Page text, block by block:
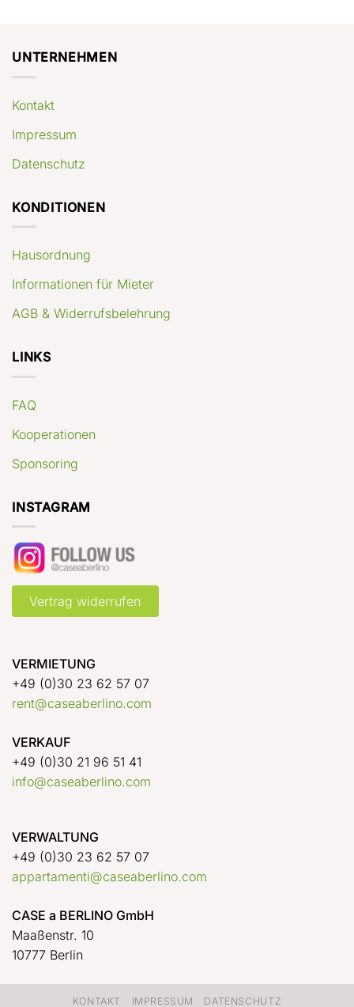
UNTERNEHMEN
Kontakt
Impressum
Datenschutz
KONDITIONEN
Hausordnung
Informationen für Mieter
AGB & Widerrufsbelehrung
LINKS
FAQ
Kooperationen
Sponsoring
INSTAGRAM
Vertrag widerrufen
VERMIETUNG
+49 (0)30 23 62 57 07
rent@caseaberlino.com
VERKAUF
+49 (0)30 21 96 51 41
info@caseaberlino.com
VERWALTUNG
+49 (0)30 23 62 57 07
appartamenti@caseaberlino.com
CASE a BERLINO GmbH
Maaßenstr. 10
10777 Berlin
KONTAKT IMPRESSUM DATENSCHUTZ